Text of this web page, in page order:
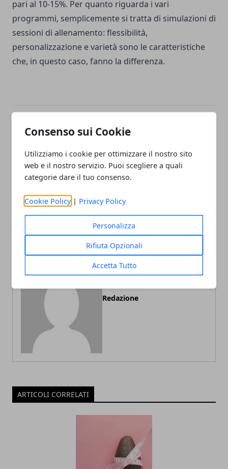
Consenso sui Cookie
Utilizziamo i cookie per ottimizzare il nostro sito
web e il nostro servizio. Puoi scegliere a quali
categorie dare il tuo consenso.
Cookie Policy | Privacy Policy
Personalizza
Rifiuta Opzionali
Accetta Tutto
pari al 10-15%. Per quanto riguarda i vari
programmi, semplicemente si tratta di simulazioni di
sessioni di allenamento: flessibilità,
personalizzazione e varietà sono le caratteristiche
che, in questo caso, fanno la differenza.
Facebook
TwitterWhatsapp
Articolo Precedente
Assistenza domiciliare per
gli anziani: tutti i vantaggi
autunno inverno?
Redazione
ARTICOLI CORRELATI